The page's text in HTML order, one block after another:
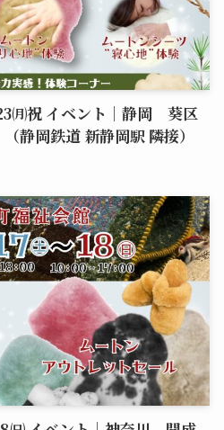
㈪祝 イベント｜静岡 葵区
静岡鉄道 新静岡駅 隣接）